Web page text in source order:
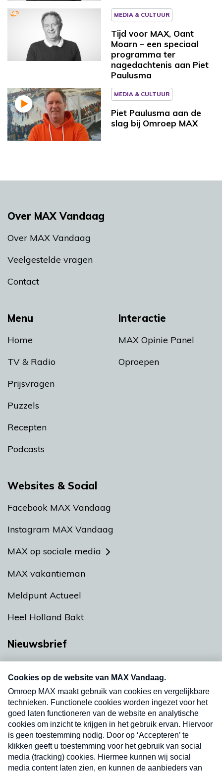
MEDIA & CULTUUR
Tijd voor MAX, Oant
Moarn – een speciaal
programma ter
nagedachtenis aan Piet
Paulusma
MEDIA & CULTUUR
Piet Paulusma aan de
slag bij Omroep MAX
Menu
Home
TV & Radio
Prijsvragen
Puzzels
Recepten
Podcasts
Interactie
MAX Opinie Panel
Oproepen
Over MAX Vandaag
Over MAX Vandaag
Veelgestelde vragen
Contact
Websites & Social
Facebook MAX Vandaag
Instagram MAX Vandaag
MAX op sociale media
MAX vakantieman
Meldpunt Actueel
Heel Holland Bakt
Nieuwsbrief
nieuwsbrief. Elke vrijdag- en dinsdagochtend in
uw mailbox.
Verzend